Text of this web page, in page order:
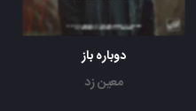
دوباره باز
معین زد